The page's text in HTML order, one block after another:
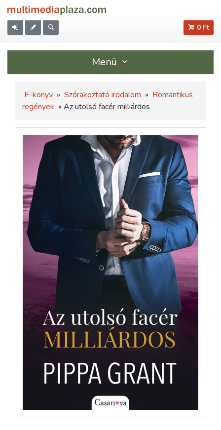
0 Ft
Menü
E-könyv » Szórakoztató irodalom » Romantikus
regények » Az utolsó facér milliárdos